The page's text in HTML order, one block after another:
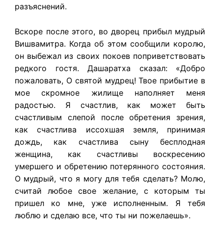
разъяснений.
Вскоре после этого, во дворец прибыл мудрый
Вишвамитра. Когда об этом сообщили королю,
он выбежал из своих покоев поприветствовать
редкого гостя. Дашаратха сказал: «Добро
пожаловать, О святой мудрец! Твое прибытие в
мое скромное жилище наполняет меня
радостью. Я счастлив, как может быть
счастливым слепой после обретения зрения,
как счастлива иссохшая земля, принимая
дождь, как счастлива сыну бесплодная
женщина, как счастливы воскресению
умершего и обретению потерянного состояния.
О мудрый, что я могу для тебя сделать? Молю,
считай любое свое желание, с которым ты
пришел ко мне, уже исполненным. Я тебя
люблю и сделаю все, что ты ни пожелаешь».